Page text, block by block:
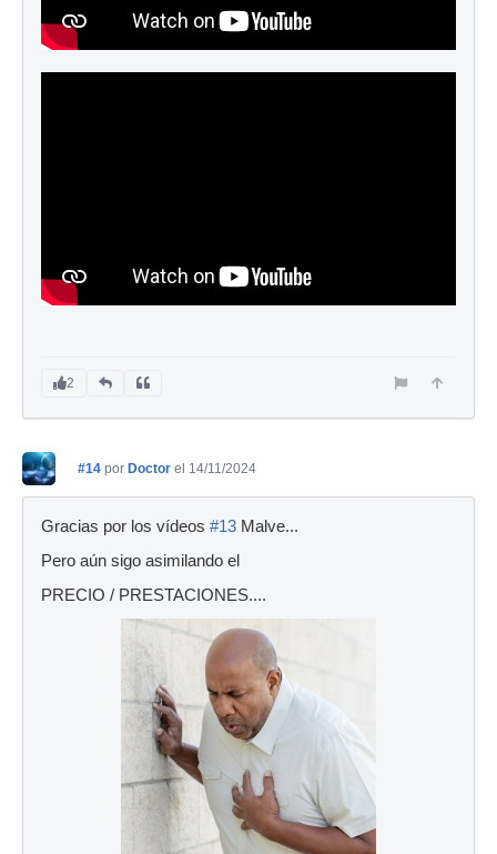
2
#14 por Doctor el 14/11/2024
Gracias por los vídeos #13 Malve...
Pero aún sigo asimilando el
PRECIO / PRESTACIONES....